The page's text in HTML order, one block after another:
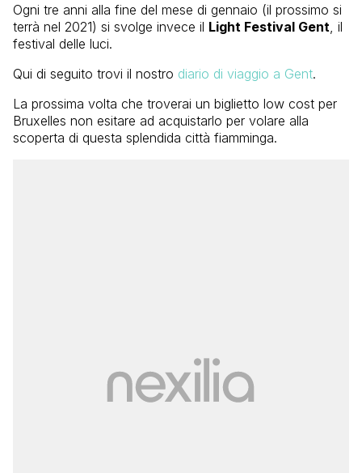
Ogni tre anni alla fine del mese di gennaio (il prossimo si
terrà nel 2021) si svolge invece il Light Festival Gent , il
festival delle luci.
Qui di seguito trovi il nostro diario di viaggio a Gent.
La prossima volta che troverai un biglietto low cost per
Bruxelles non esitare ad acquistarlo per volare alla
scoperta di questa splendida città fiamminga.